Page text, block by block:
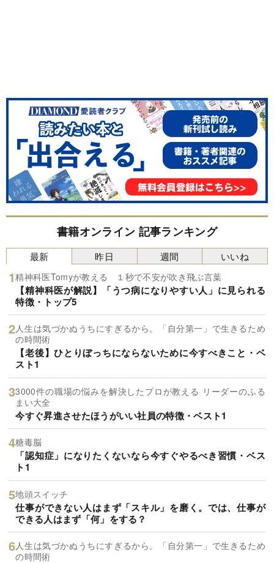
書籍オンライン 記事ランキング
最新
精神科医Tomyが教える １秒で不安が吹き飛ぶ言葉
【精神科医が解説】「うつ病になりやすい人」に見られる
特徴・トップ5
人生は気づかぬうちにすぎるから。「自分第一」で生きるため
の時間術
【老後】ひとりぼっちにならないために今すべきこと・ベ
スト1
3000件の職場の悩みを解決したプロが教える リーダーのふる
まい大全
今すぐ昇進させたほうがいい社員の特徴・ベスト1
糖毒脳
「認知症」になりたくないなら今すぐやるべき習慣・ベス
ト1
地頭スイッチ
仕事ができない人はまず「スキル」を磨く。では、仕事が
できる人はまず「何」をする？
人生は気づかぬうちにすぎるから。「自分第一」で生きるため
の時間術
昨日 週間 いいね